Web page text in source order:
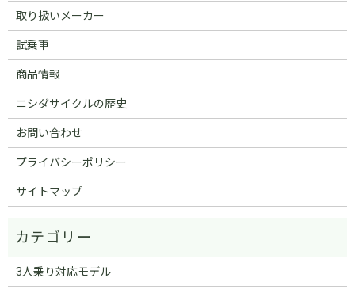
取り扱いメーカー
試乗車
商品情報
ニシダサイクルの歴史
お問い合わせ
プライバシーポリシー
サイトマップ
3人乗り対応モデル